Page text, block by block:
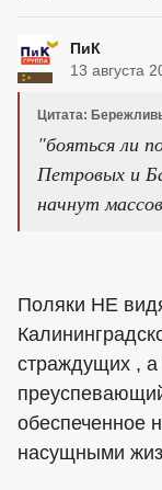
ПиК
13 августа
Цитата:
"бояться ли
Петровых и
начнут
Поляки НЕ
страждущих , а
обеспеченное
насущными